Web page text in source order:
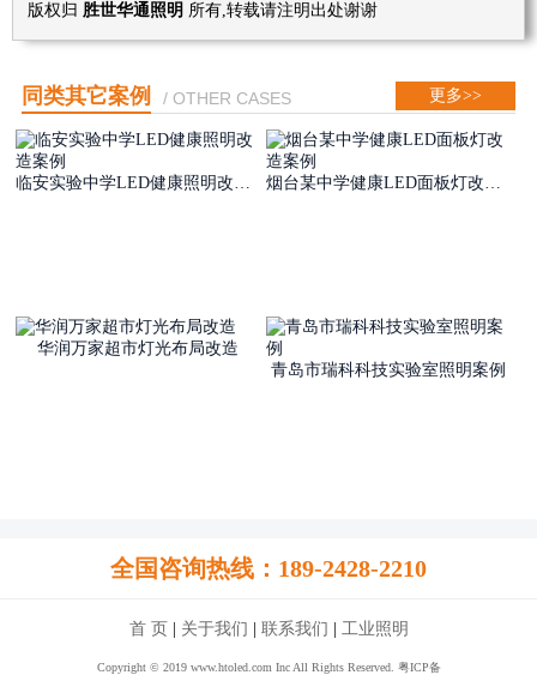
版权归 胜世华通照明 所有,转载请注明出处谢谢
同类其它案例 / OTHER CASES 更多>>
临安实验中学LED健康照明改造案例 烟台某中学健康LED面板灯改造案例
华润万家超市灯光布局改造
青岛市瑞科科技实验室照明案例
全国咨询热线：189-2428-2210
首 页 关于我们 联系我们 工业照明
Copyright © 2019 www.htoled.com Inc All Rights Reserved. 粤ICP备